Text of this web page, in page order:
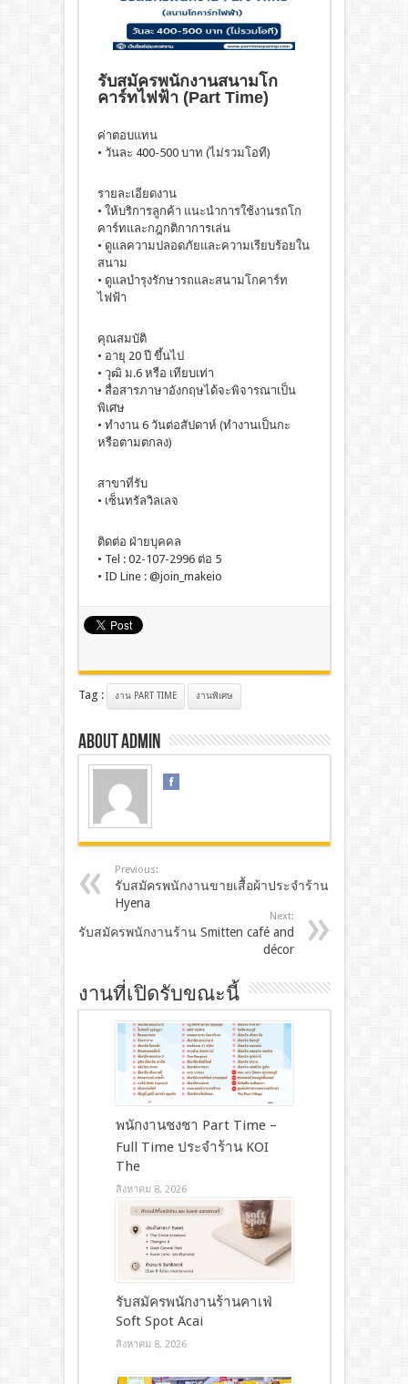
รับสมัครพนักงานสนามโก
คาร์ทไฟฟ้า (Part Time)
ค่าตอบแทน
• วันละ 400-500 บาท (ไม่รวมโอที)
รายละเอียดงาน
• ให้บริการลูกค้า แนะนำการใช้งานรถโก
คาร์ทและกฎกติกาการเล่น
• ดูแลความปลอดภัยและความเรียบร้อยใน
สนาม
• ดูแลบำรุงรักษารถและสนามโกคาร์ท
ไฟฟ้า
คุณสมบัติ
• อายุ 20 ปี ขึ้นไป
• วุฒิ ม.6 หรือ เทียบเท่า
• สื่อสารภาษาอังกฤษได้จะพิจารณาเป็น
พิเศษ
• ทำงาน 6 วันต่อสัปดาห์ (ทำงานเป็นกะ
หรือตามตกลง)
สาขาที่รับ
• เซ็นทรัลวิลเลจ
ติดต่อ ฝ่ายบุคคล
• Tel : 02-107-2996 ต่อ 5
• ID Line : @join_makeio
Tag : งาน PART TIME งานพิเศษ
About admin
Previous:
รับสมัครพนักงานขายเสื้อผ้าประจำร้าน
Hyena
Next:
รับสมัครพนักงานร้าน Smitten café and
décor
งานที่เปิดรับขณะนี้
พนักงานชงชา Part Time –
Full Time ประจำร้าน KOI
The
สิงหาคม 8, 2026
รับสมัครพนักงานร้านคาเฟ่
Soft Spot Acai
สิงหาคม 8, 2026